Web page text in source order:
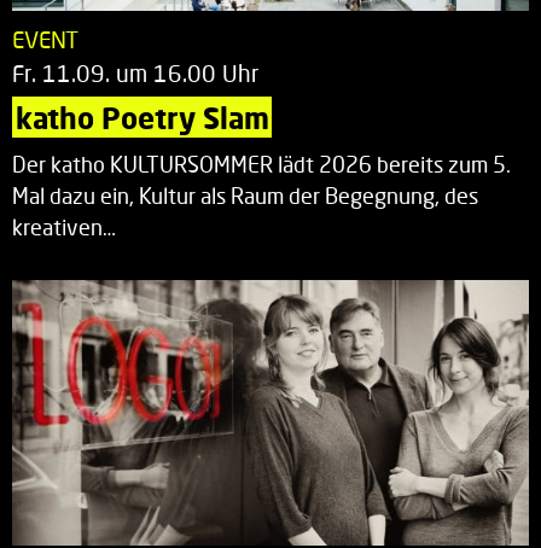
EVENT
Fr. 11.09. um 16.00 Uhr
katho Poetry Slam
Der katho KULTURSOMMER lädt 2026 bereits zum 5.
Mal dazu ein, Kultur als Raum der Begegnung, des
kreativen…